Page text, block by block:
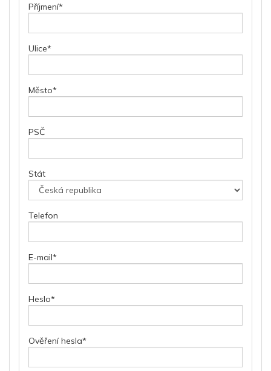
Příjmení*
Ulice*
Město*
PSČ
Stát
Telefon
E-mail*
Heslo*
Ověření hesla*